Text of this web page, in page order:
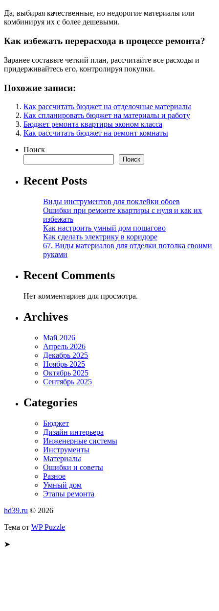
Да, выбирая качественные, но недорогие материалы или
комбинируя их с более дешевыми.
Как избежать перерасхода в процессе ремонта?
Заранее составьте четкий план, рассчитайте все расходы и
придерживайтесь его, контролируя покупки.
Похожие записи:
Как рассчитать бюджет на отделочные материалы
Как спланировать бюджет на материалы и работу
Бюджет ремонта квартиры эконом класса
Как рассчитать бюджет на ремонт комнаты
Поиск
Поиск
Recent Posts
Виды инструментов для поклейки обоев
Ошибки при ремонте квартиры с нуля и как их
избежать
Как настроить умный дом пошагово
Как сделать электрику в коридоре
67. Виды материалов для отделки потолка своими
руками
Recent Comments
Нет комментариев для просмотра.
Archives
Май 2026
Апрель 2026
Декабрь 2025
Ноябрь 2025
Октябрь 2025
Сентябрь 2025
Categories
Бюджет
Дизайн интерьера
Инженерные системы
Инструменты
Материалы
Ошибки и советы
Разное
Умный дом
Этапы ремонта
hd39.ru © 2026
Тема от WP Puzzle
➤